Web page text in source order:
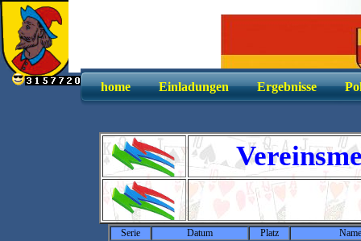
home Einladungen Ergebnisse
Serie Datum Platz
Name